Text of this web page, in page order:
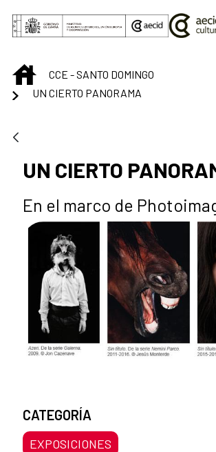
Saltar al contenido principal
INICIOCCE - SANTO DOMINGO
UN CIERTO PANORAMA
UN CIERTO
En el marco de
CATEGORÍA
EXPOSICIONES